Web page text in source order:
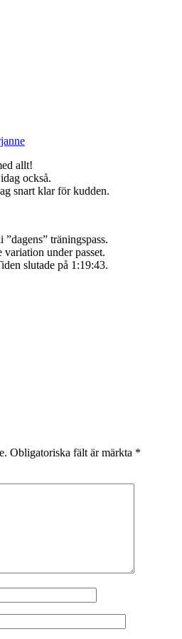
allt!
också.
snart klar för kudden.
träningspass.
under passet.
slutade på 1:19:43.
Obligatoriska fält är märkta *